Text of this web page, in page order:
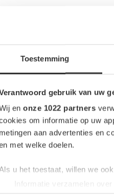
Toestemming
gebruik van uw
en onze 1022 partners
om informatie op uw
metingen aan advertenties en
met welke doelen.
u het toestaat, willen we
Informatie verzamelen